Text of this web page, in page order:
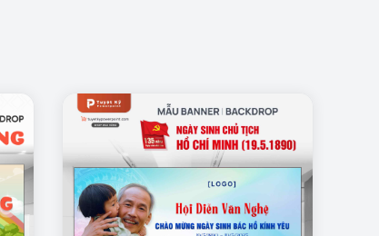
và dễ sử dụng, giúp không gian sự kiện thêm
cầu sử dụng.